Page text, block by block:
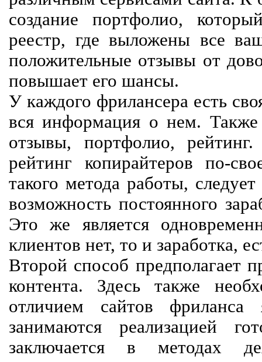
создание портфолио,
реестр, где выложены все
положительные отзывы от
повышает его шансы.
У каждого фрилансера есть
вся информация о нем. Также
отзывы, портфолио,
рейтинг копирайтеров по-
такого метода работы,
возможность постоянного
Это же является
клиентов нет, то и заработка,
Второй способ предполагает
контента. Здесь также
отличием сайтов
занимаются реализацией
заключается в методах